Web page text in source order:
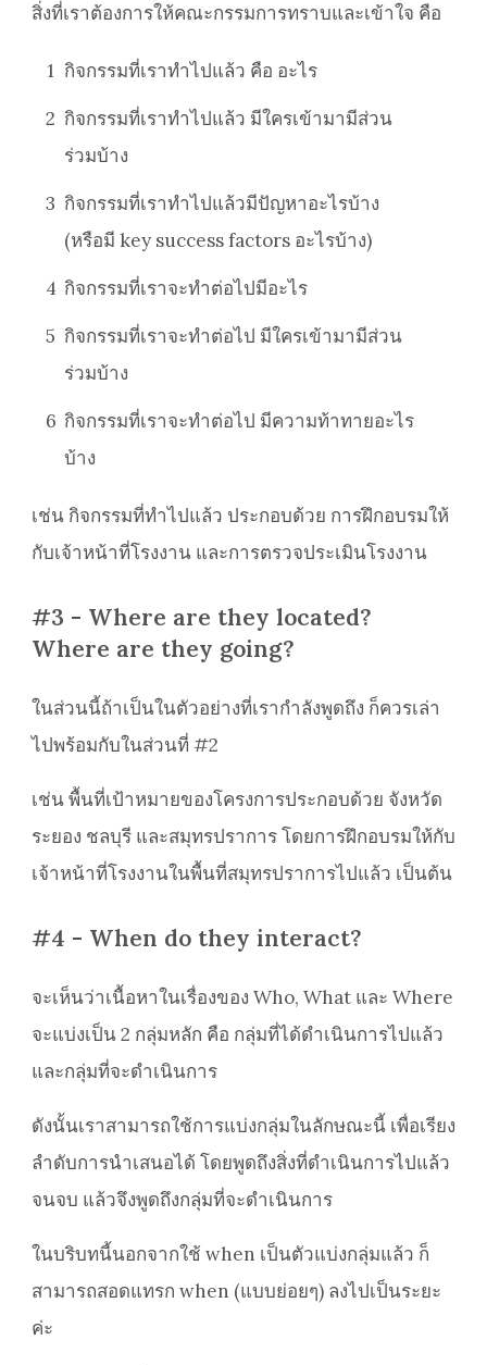
สิ่งที่เราต้องการให้คณะกรรมการทราบและเข้าใจ คือ
1 กิจกรรมที่เราทำไปแล้ว คือ อะไร
2 กิจกรรมที่เราทำไปแล้ว มีใครเข้ามามีส่วน
ร่วมบ้าง
3 กิจกรรมที่เราทำไปแล้วมีปัญหาอะไรบ้าง
(หรือมี key success factors อะไรบ้าง)
4 กิจกรรมที่เราจะทำต่อไปมีอะไร
5 กิจกรรมที่เราจะทำต่อไป มีใครเข้ามามีส่วน
ร่วมบ้าง
6 กิจกรรมที่เราจะทำต่อไป มีความท้าทายอะไร
บ้าง
เช่น กิจกรรมที่ทำไปแล้ว ประกอบด้วย การฝึกอบรมให้
กับเจ้าหน้าที่โรงงาน และการตรวจประเมินโรงงาน
#3 - Where are they located?
Where are they going?
ในส่วนนี้ถ้าเป็นในตัวอย่างที่เรากำลังพูดถึง ก็ควรเล่า
ไปพร้อมกับในส่วนที่ #2
เช่น พื้นที่เป้าหมายของโครงการประกอบด้วย จังหวัด
ระยอง ชลบุรี และสมุทรปราการ โดยการฝึกอบรมให้กับ
เจ้าหน้าที่โรงงานในพื้นที่สมุทรปราการไปแล้ว เป็นต้น
#4 - When do they interact?
จะเห็นว่าเนื้อหาในเรื่องของ Who, What และ Where
จะแบ่งเป็น 2 กลุ่มหลัก คือ กลุ่มที่ได้ดำเนินการไปแล้ว
และกลุ่มที่จะดำเนินการ
ดังนั้นเราสามารถใช้การแบ่งกลุ่มในลักษณะนี้ เพื่อเรียง
ลำดับการนำเสนอได้ โดยพูดถึงสิ่งที่ดำเนินการไปแล้ว
จนจบ แล้วจึงพูดถึงกลุ่มที่จะดำเนินการ
ในบริบทนี้นอกจากใช้ when เป็นตัวแบ่งกลุ่มแล้ว ก็
สามารถสอดแทรก when (แบบย่อยๆ) ลงไปเป็นระยะ
ค่ะ